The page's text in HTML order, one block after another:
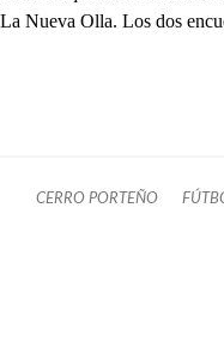
La Nueva Olla. Los dos
CERRO PORTEÑO